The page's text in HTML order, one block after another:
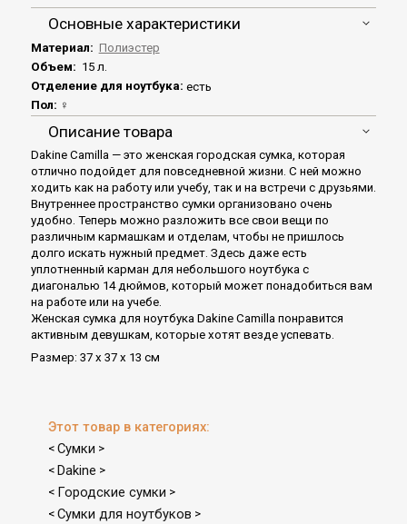
Основные характеристики
Материал: Полиэстер
Объем: 15 л.
Отделение для ноутбука: есть
Пол: ♀
Описание товара
Dakine Camilla — это женская городская сумка, которая
отлично подойдет для повседневной жизни. С ней можно
ходить как на работу или учебу, так и на встречи с друзьями.
Внутреннее пространство сумки организовано очень
удобно. Теперь можно разложить все свои вещи по
различным кармашкам и отделам, чтобы не пришлось
долго искать нужный предмет. Здесь даже есть
уплотненный карман для небольшого ноутбука с
диагональю 14 дюймов, который может понадобиться вам
на работе или на учебе.
Женская сумка для ноутбука Dakine Camilla понравится
активным девушкам, которые хотят везде успевать.
Размер: 37 x 37 x 13 см
Этот товар в категориях:
< Сумки >
< Dakine >
< Городские сумки >
< Сумки для ноутбуков >